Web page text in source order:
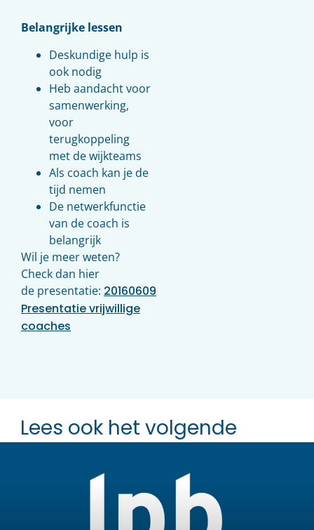
Belangrijke lessen
Deskundige hulp is
ook nodig
Heb aandacht voor
samenwerking,
voor
terugkoppeling
met de wijkteams
Als coach kan je de
tijd nemen
De netwerkfunctie
van de coach is
belangrijk
Wil je meer weten?
Check dan hier
de presentatie: 20160609
Presentatie vrijwillige
coaches
Lees ook het volgende